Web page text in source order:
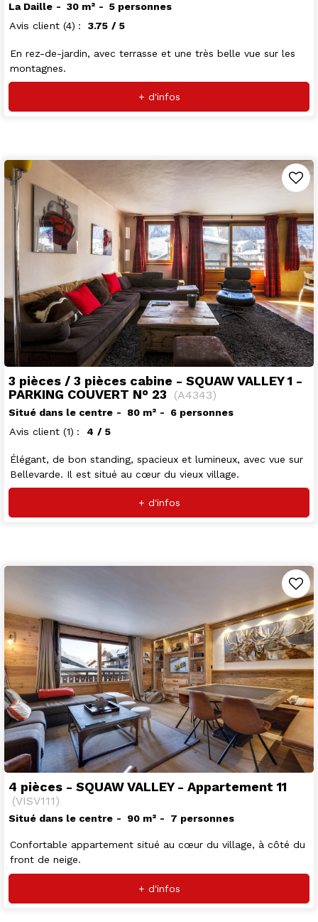
La Daille 30 m²
5 personnes
Avis client (4) 3.75 / 5
En rez-de-jardin, avec terrasse et une très belle vue sur les
montagnes.
+ d'infos
3 pièces / 3 pièces cabine - SQUAW VALLEY 1 -
PARKING COUVERT N° 23
(A4343)
Situé dans le centre 80 m²
6 personnes
Avis client (1) 4 / 5
Élégant, de bon standing, spacieux et lumineux, avec vue sur
Bellevarde. Il est situé au cœur du vieux village.
+ d'infos
4 pièces - SQUAW VALLEY - Appartement 11
(VISV111)
Situé dans le centre 90 m² 7 personnes
Confortable appartement situé au cœur du village, à côté du
front de neige.
+ d'infos